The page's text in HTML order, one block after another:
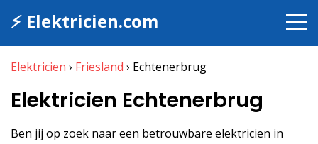
⚡ Elektricien.com
Elektricien › Friesland › Echtenerbrug
Elektricien Echtenerbrug
Ben jij op zoek naar een betrouwbare elektricien in